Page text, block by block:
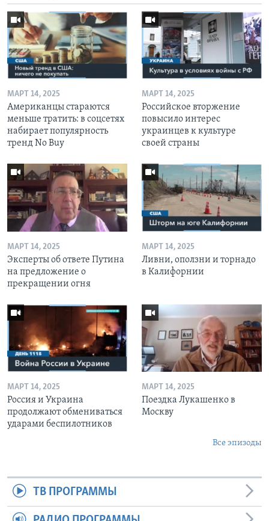
МАРТ 14, 2025
Американцы стараются
меньше тратить: в соцсетях
набирает популярность
тренд No Buy
МАРТ 14, 2025
Российское вторжение
повысило интерес
украинцев к культуре
своей страны
МАРТ 14, 2025
Эксперты об ответе Путина
на предложение о
прекращении огня
МАРТ 14, 2025
Ливни, оползни и торнадо
в Калифорнии
МАРТ 14, 2025
Россия и Украина
продолжают обмениваться
ударами беспилотников
МАРТ 14, 2025
Поездка Лукашенко в
Москву
Все эпизоды
ТВ ПРОГРАММЫ